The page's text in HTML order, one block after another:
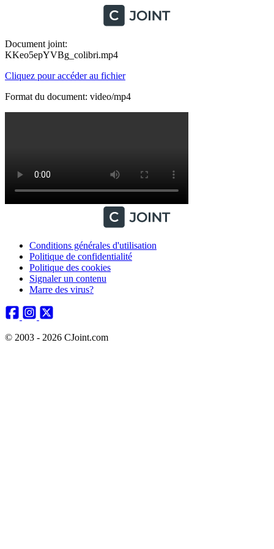
Document joint:
KKeo5epYVBg_colibri.mp4
Cliquez pour accéder au fichier
Format du document: video/mp4
Conditions générales d'utilisation
Politique de confidentialité
Politique des cookies
Signaler un contenu
Marre des virus?
© 2003 - 2026 CJoint.com